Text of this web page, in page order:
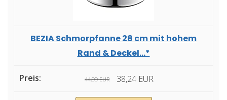
BEZIA Schmorpfanne 28 cm mit hohem
Rand & Deckel...*
44,99 EUR 38,24 EUR